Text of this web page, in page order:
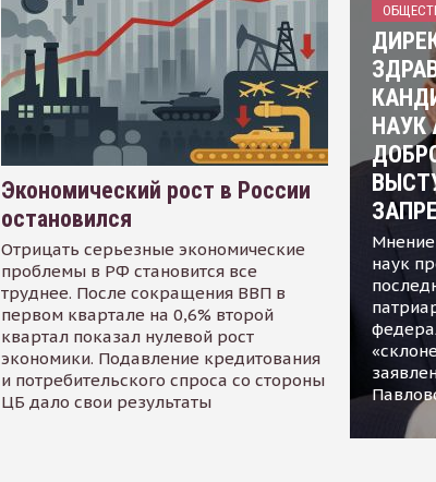
Экономический рост в России
остановился
Отрицать серьезные экономические
проблемы в РФ становится все
труднее. После сокращения ВВП в
первом квартале на 0,6% второй
квартал показал нулевой рост
экономики. Подавление кредитования
и потребительского спроса со стороны
ЦБ дало свои результаты
НАУК
наук